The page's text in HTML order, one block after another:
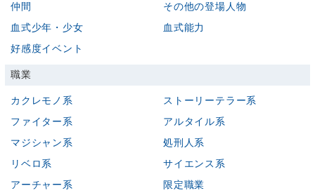
仲間
その他の登場人物
血式少年・少女
血式能力
好感度イベント
職業
カクレモノ系
ストーリーテラー系
ファイター系
アルタイル系
マジシャン系
処刑人系
リベロ系
サイエンス系
アーチャー系
限定職業